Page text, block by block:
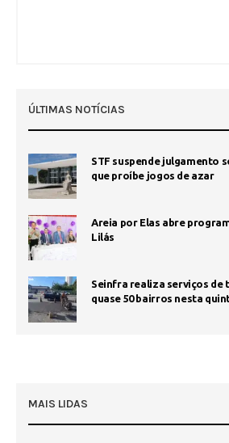
ÚLTIMAS NOTÍCIAS
STF suspende julgamento
que proíbe jogos de azar
Areia por Elas abre
Lilás
Seinfra realiza serviços de
quase 50 bairros nesta
MAIS LIDAS